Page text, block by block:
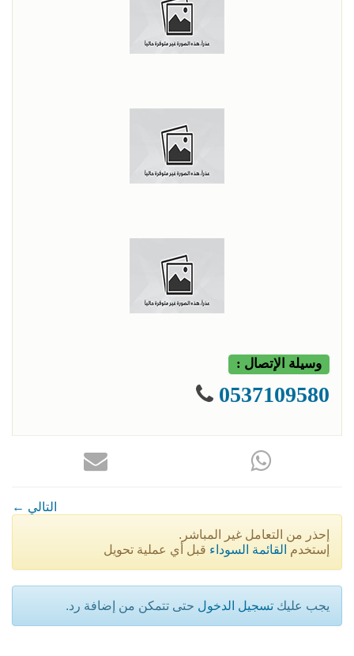
وسيلة الإتصال :
0537109580
← التالي
إحذر من التعامل غير المباشر.
إستخدم القائمة السوداء قبل أي عملية تحويل
يجب عليك تسجيل الدخول حتى تتمكن من إضافة رد.